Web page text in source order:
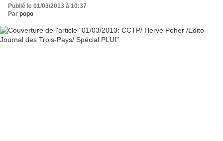
Publié le 01/03/2013 à 10:37
Par popo